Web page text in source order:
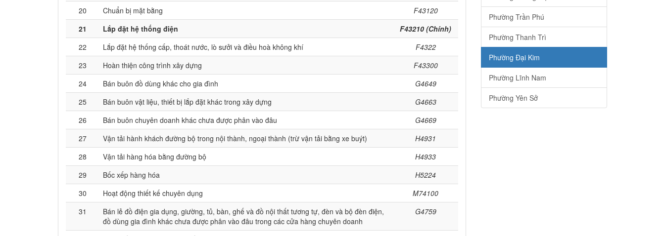
20
Chuẩn bị mặt bằng
F43120
21
Lắp đặt hệ thống điện
F43210 (Chính)
22
Lắp đặt hệ thống cấp, thoát nước, lò sưởi và điều hoà không khí
F4322
23
Hoàn thiện công trình xây dựng
F43300
24
Bán buôn đồ dùng khác cho gia đình
G4649
25
Bán buôn vật liệu, thiết bị lắp đặt khác trong xây dựng
G4663
26
Bán buôn chuyên doanh khác chưa được phân vào đâu
G4669
27
Vận tải hành khách đường bộ trong nội thành, ngoại thành (trừ vận tải bằng xe buýt)
H4931
28
Vận tải hàng hóa bằng đường bộ
H4933
29
Bốc xếp hàng hóa
H5224
30
Hoạt động thiết kế chuyên dụng
M74100
31
Bán lẻ đồ điện gia dụng, giường, tủ, bàn, ghế và đồ nội thất tương tự, đèn và bộ đèn điện,
đồ dùng gia đình khác chưa được phân vào đâu trong các cửa hàng chuyên doanh
G4759
Phường Trần Phú
Phường Thanh Trì
Phường Đại Kim
Phường Lĩnh Nam
Phường Yên Sở